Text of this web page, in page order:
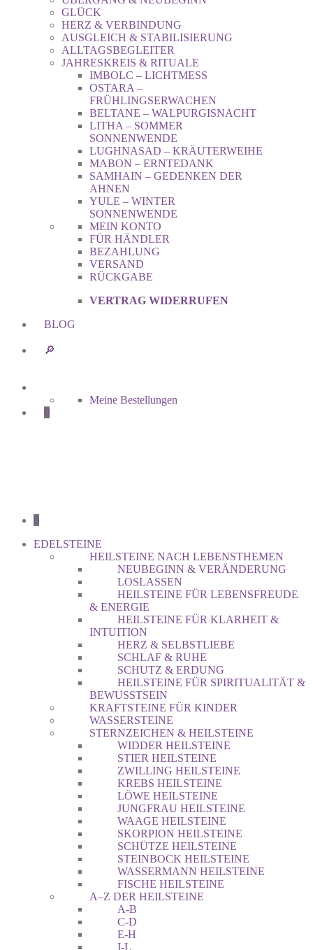
GLÜCK
HERZ & VERBINDUNG
AUSGLEICH & STABILISIERUNG
ALLTAGSBEGLEITER
JAHRESKREIS & RITUALE
IMBOLC – LICHTMESS
OSTARA –
FRÜHLINGSERWACHEN
BELTANE – WALPURGISNACHT
LITHA – SOMMER
SONNENWENDE
LUGHNASAD – KRÄUTERWEIHE
MABON – ERNTEDANK
SAMHAIN – GEDENKEN DER
AHNEN
YULE – WINTER
SONNENWENDE
MEIN KONTO
FÜR HÄNDLER
BEZAHLUNG
VERSAND
RÜCKGABE
VERTRAG WIDERRUFEN
BLOG
🔎︎
Meine Bestellungen
0
0
EDELSTEINE
HEILSTEINE NACH LEBENSTHEMEN
NEUBEGINN & VERÄNDERUNG
LOSLASSEN
HEILSTEINE FÜR LEBENSFREUDE
& ENERGIE
HEILSTEINE FÜR KLARHEIT &
INTUITION
HERZ & SELBSTLIEBE
SCHLAF & RUHE
SCHUTZ & ERDUNG
HEILSTEINE FÜR SPIRITUALITÄT &
BEWUSSTSEIN
KRAFTSTEINE FÜR KINDER
WASSERSTEINE
STERNZEICHEN & HEILSTEINE
WIDDER HEILSTEINE
STIER HEILSTEINE
ZWILLING HEILSTEINE
KREBS HEILSTEINE
LÖWE HEILSTEINE
JUNGFRAU HEILSTEINE
WAAGE HEILSTEINE
SKORPION HEILSTEINE
SCHÜTZE HEILSTEINE
STEINBOCK HEILSTEINE
WASSERMANN HEILSTEINE
FISCHE HEILSTEINE
A–Z DER HEILSTEINE
A-B
C-D
E-H
I-L